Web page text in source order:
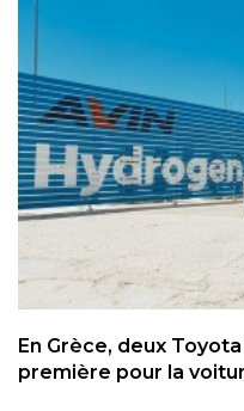
En Grèce, deux
première pour la